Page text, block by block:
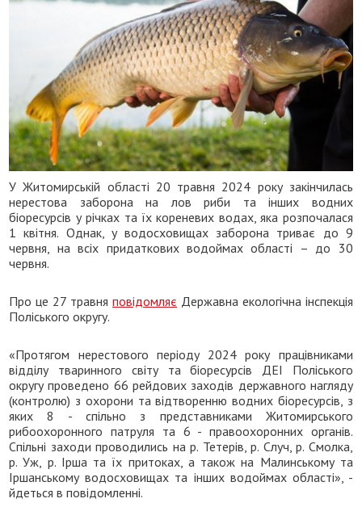
У Житомирській області 20 травня 2024 року закінчилась
нерестова заборона на лов риби та інших водних
біоресурсів у річках та їх кореневих водах, яка розпочалася
1 квітня. Однак, у водосховищах заборона триває до 9
червня, на всіх придаткових водоймах області – до 30
червня.
Про це 27 травня повідомляє Державна екологічна інспекція
Поліського округу.
«Протягом нерестового періоду 2024 року працівниками
відділу тваринного світу та біоресурсів ДЕІ Поліського
округу проведено 66 рейдових заходів державного нагляду
(контролю) з охорони та відтворенню водних біоресурсів, з
яких 8 - спільно з представниками Житомирського
рибоохоронного патруля та 6 - правоохоронних органів.
Спільні заходи проводились на р. Тетерів, р. Случ, р. Смолка,
р. Уж, р. Ірша та їх притоках, а також на Малинському та
Іршанському водосховищах та інших водоймах області», -
йдеться в повідомленні.